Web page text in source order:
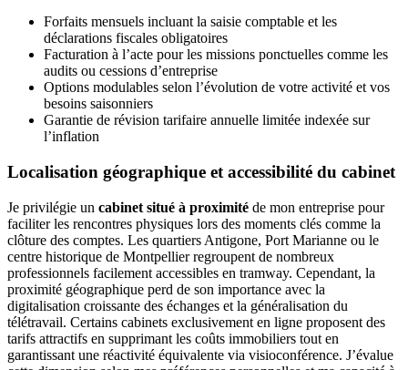
Forfaits mensuels incluant la saisie comptable et les
déclarations fiscales obligatoires
Facturation à l’acte pour les missions ponctuelles comme les
audits ou cessions d’entreprise
Options modulables selon l’évolution de votre activité et vos
besoins saisonniers
Garantie de révision tarifaire annuelle limitée indexée sur
l’inflation
Localisation géographique et accessibilité du cabinet
Je privilégie un cabinet situé à proximité de mon entreprise pour
faciliter les rencontres physiques lors des moments clés comme la
clôture des comptes. Les quartiers Antigone, Port Marianne ou le
centre historique de Montpellier regroupent de nombreux
professionnels facilement accessibles en tramway. Cependant, la
proximité géographique perd de son importance avec la
digitalisation croissante des échanges et la généralisation du
télétravail. Certains cabinets exclusivement en ligne proposent des
tarifs attractifs en supprimant les coûts immobiliers tout en
garantissant une réactivité équivalente via visioconférence. J’évalue